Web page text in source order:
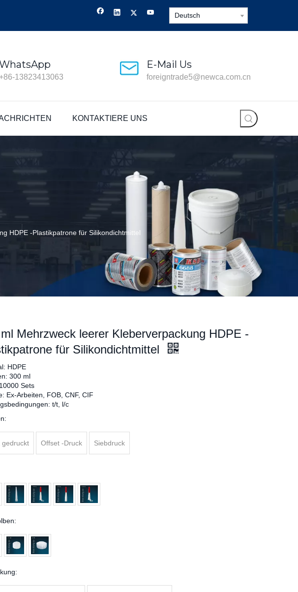
Deutsch
+86-13823413063
E-Mail Us
foreigntrade5@newca.com.cn
KONTAKTIERE UNS
HDPE -Plastikpatrone für Silikondichtmittel
Mehrzweck leerer Kleberverpackung HDPE -
für Silikondichtmittel
HDPE
300 ml
Sets
Ex-Arbeiten, FOB, CNF, CIF
t/t, l/c
gedruckt Offset -Druck Siebdruck